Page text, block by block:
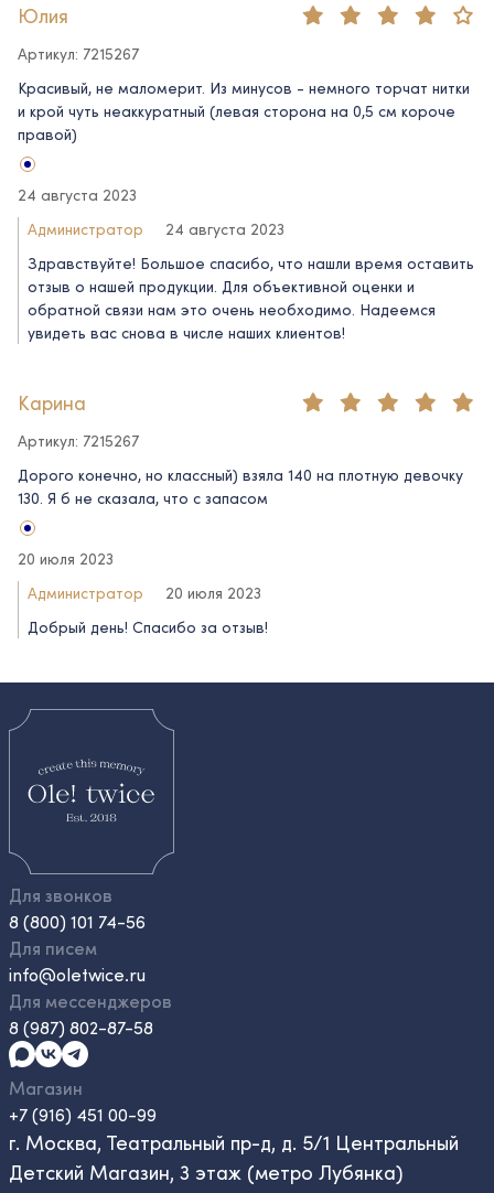
Юлия
Артикул: 7215267
Красивый, не маломерит. Из минусов - немного торчат нитки
и крой чуть неаккуратный (левая сторона на 0,5 см короче
правой)
24 августа 2023
Администратор
24 августа 2023
Здравствуйте! Большое спасибо, что нашли время оставить
отзыв о нашей продукции. Для объективной оценки и
обратной связи нам это очень необходимо. Надеемся
увидеть вас снова в числе наших клиентов!
Карина
Артикул: 7215267
Дорого конечно, но классный) взяла 140 на плотную девочку
130. Я б не сказала, что с запасом
20 июля 2023
Администратор
20 июля 2023
Добрый день! Спасибо за отзыв!
Для звонков
8 (800) 101 74-56
Для писем
info@oletwice.ru
Для мессенджеров
8 (987) 802-87-58
Магазин
+7 (916) 451 00-99
г. Москва, Театральный пр-д, д. 5/1 Центральный
Детский Магазин, 3 этаж (метро Лубянка)